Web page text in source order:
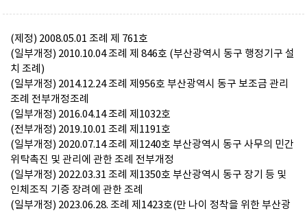
(제정) 2008.05.01 조례 제 761호
(일부개정) 2010.10.04 조례 제 846호 (부산광역시 동구 행정기구 설
치 조례)
(일부개정) 2014.12.24 조례 제956호 부산광역시 동구 보조금 관리
조례 전부개정조례
(일부개정) 2016.04.14 조례 제1032호
(전부개정) 2019.10.01 조례 제1191호
(일부개정) 2020.07.14 조례 제1240호 부산광역시 동구 사무의 민간
위탁촉진 및 관리에 관한 조례 전부개정
(일부개정) 2022.03.31 조례 제1350호 부산광역시 동구 장기 등 및
인체조직 기증 장려에 관한 조례
(일부개정) 2023.06.28. 조례 제1423호(만 나이 정착을 위한 부산광